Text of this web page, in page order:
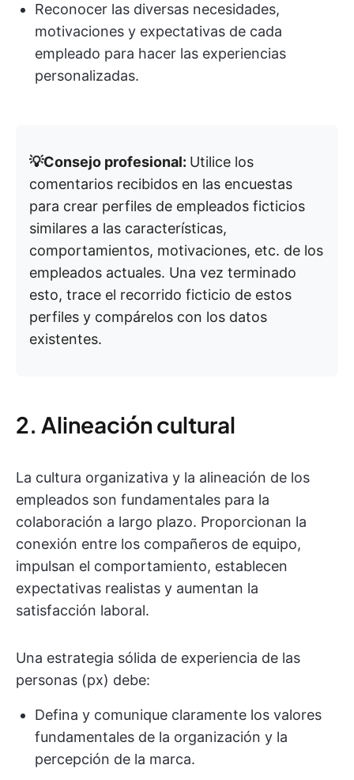
Reconocer las diversas necesidades,
motivaciones y expectativas de cada
empleado para hacer las experiencias
personalizadas.
💡Consejo profesional: Utilice los
comentarios recibidos en las encuestas
para crear perfiles de empleados ficticios
similares a las características,
comportamientos, motivaciones, etc. de los
empleados actuales. Una vez terminado
esto, trace el recorrido ficticio de estos
perfiles y compárelos con los datos
existentes.
2. Alineación cultural
La cultura organizativa y la alineación de los
empleados son fundamentales para la
colaboración a largo plazo. Proporcionan la
conexión entre los compañeros de equipo,
impulsan el comportamiento, establecen
expectativas realistas y aumentan la
satisfacción laboral.
Una estrategia sólida de experiencia de las
personas (px) debe:
Defina y comunique claramente los valores
fundamentales de la organización y la
percepción de la marca.